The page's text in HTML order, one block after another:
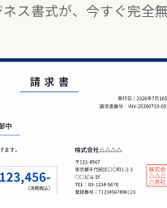
ス書式が、今すぐ完全